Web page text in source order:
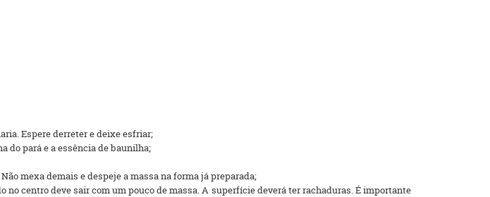
Espere derreter e deixe esfriar;
do pará e a essência de baunilha;
mexa demais e despeje a massa na forma já preparada;
centro deve sair com um pouco de massa. A superfície deverá ter rachaduras. É importante